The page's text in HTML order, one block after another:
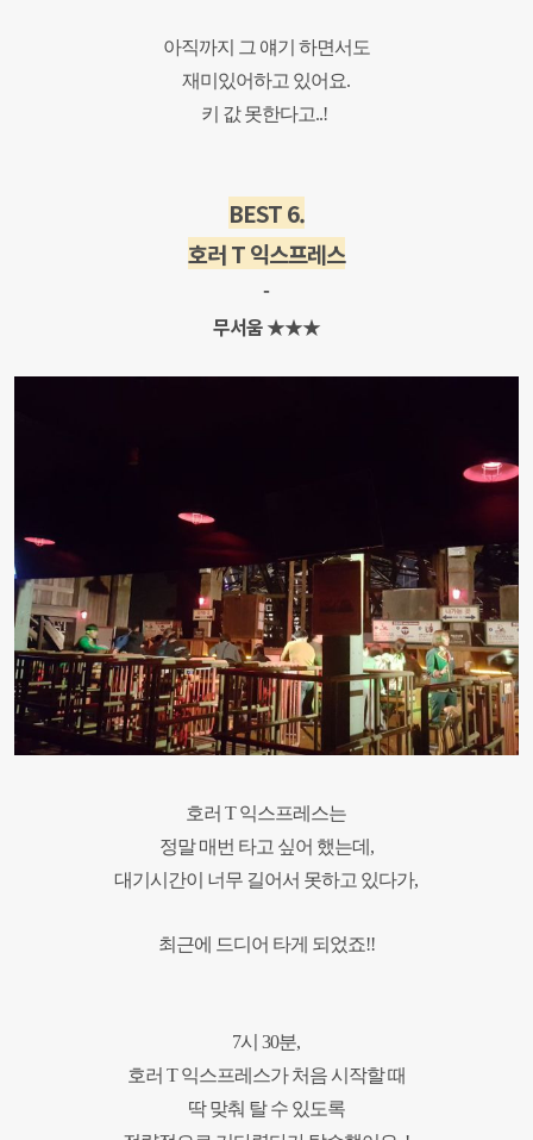
아직까지 그 얘기 하면서도
재미있어하고 있어요.
키 값 못한다고..!
BEST 6.
호러 T 익스프레스
-
무서움 ★★★
호러 T 익스프레스는
정말 매번 타고 싶어 했는데,
대기시간이 너무 길어서 못하고 있다가,
최근에 드디어 타게 되었죠!!
7시 30분,
호러 T 익스프레스가 처음 시작할 때
딱 맞춰 탈 수 있도록